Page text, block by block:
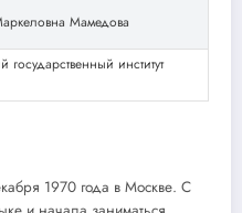
Мамедова
государственный институт
1970 года в Москве. С